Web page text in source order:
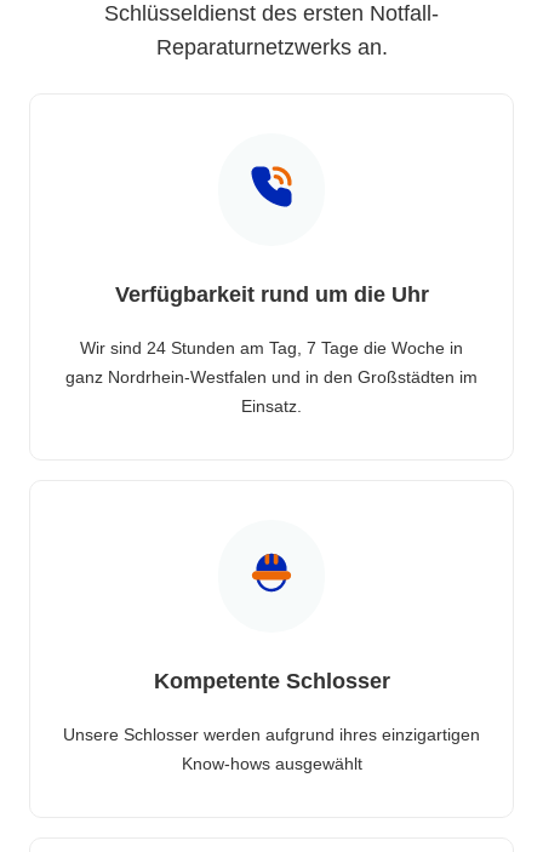
Schlüsseldienst des ersten Notfall-
Reparaturnetzwerks an.
Verfügbarkeit rund um die Uhr
Wir sind 24 Stunden am Tag, 7 Tage die Woche in
ganz Nordrhein-Westfalen und in den Großstädten im
Einsatz.
Kompetente Schlosser
Unsere Schlosser werden aufgrund ihres einzigartigen
Know-hows ausgewählt